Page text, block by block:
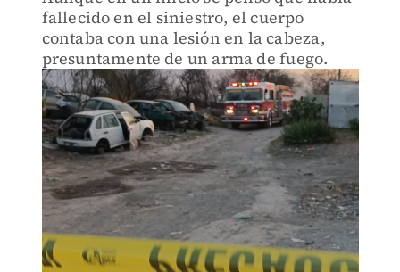
fallecido en el siniestro, el cuerpo
contaba con una lesión en la cabeza,
presuntamente de un arma de fuego.